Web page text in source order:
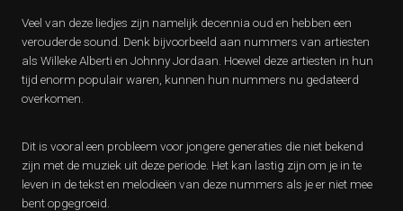
Veel van deze liedjes zijn namelijk decennia oud en hebben een
verouderde sound. Denk bijvoorbeeld aan nummers van artiesten
als Willeke Alberti en Johnny Jordaan. Hoewel deze artiesten in hun
tijd enorm populair waren, kunnen hun nummers nu gedateerd
overkomen.
Dit is vooral een probleem voor jongere generaties die niet bekend
zijn met de muziek uit deze periode. Het kan lastig zijn om je in te
leven in de tekst en melodieën van deze nummers als je er niet mee
bent opgegroeid.